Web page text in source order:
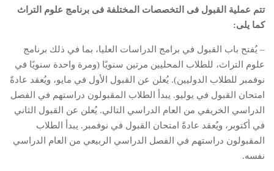
تتم عملية القبول فى التخصصات المختلفة فى برنامج علوم التراث
كما يلى:
– يُفتح باب القبول في برامج الدراسات العليا، بما في ذلك برنامج
علوم التراث، للطلاب المحليين مرتين سنويًا (ومرة واحدة سنويًا في
نوفمبر للطلاب الدوليين). يُعلن عن القبول الأول في مايو، ويُعقد عادةً
امتحان القبول في يوليو. يبدأ الطلاب المقبولون دراستهم في الفصل
الدراسي الخريفي من العام الدراسي التالي. يُعلن عن القبول الثاني
في أكتوبر، ويُعقد عادةً امتحان القبول في نوفمبر. يبدأ الطلاب
المقبولون دراستهم في الفصل الدراسي الربيعي من العام الدراسي
نفسه.